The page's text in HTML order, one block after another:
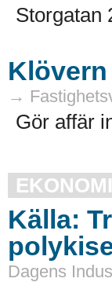
Storgatan
→
Gör affär
EKONOMI
Källa:
Dagens